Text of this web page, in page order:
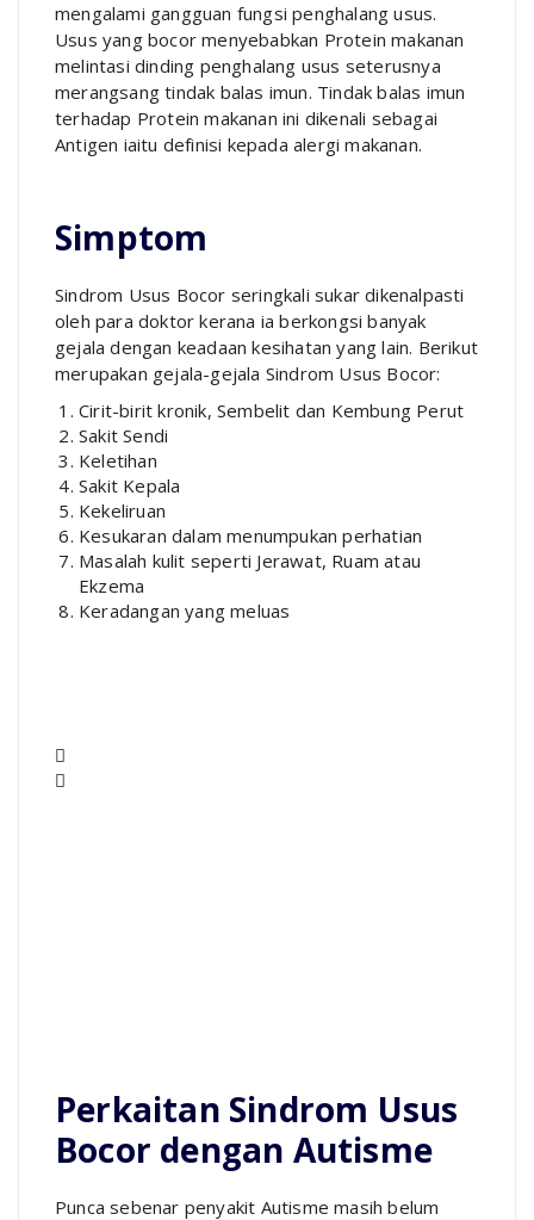
mengalami gangguan fungsi penghalang usus.
Usus yang bocor menyebabkan Protein makanan
melintasi dinding penghalang usus seterusnya
merangsang tindak balas imun. Tindak balas imun
terhadap Protein makanan ini dikenali sebagai
Antigen iaitu definisi kepada alergi makanan.
Simptom
Sindrom Usus Bocor seringkali sukar dikenalpasti
oleh para doktor kerana ia berkongsi banyak
gejala dengan keadaan kesihatan yang lain. Berikut
merupakan gejala-gejala Sindrom Usus Bocor:
Cirit-birit kronik, Sembelit dan Kembung Perut
Sakit Sendi
Keletihan
Sakit Kepala
Kekeliruan
Kesukaran dalam menumpukan perhatian
Masalah kulit seperti Jerawat, Ruam atau
Ekzema
Keradangan yang meluas
Perkaitan Sindrom Usus
Bocor dengan Autisme
Punca sebenar penyakit Autisme masih belum